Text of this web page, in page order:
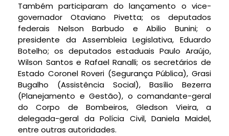
Também participaram do lançamento o vice-
governador Otaviano Pivetta; os deputados
federais Nelson Barbudo e Abilio Bunini; o
presidente da Assembleia Legislativa, Eduardo
Botelho; os deputados estaduais Paulo Araújo,
Wilson Santos e Rafael Ranalli; os secretários de
Estado Coronel Roveri (Segurança Pública), Grasi
Bugalho (Assistência Social), Basílio Bezerra
(Planejamento e Gestão), o comandante-geral
do Corpo de Bombeiros, Gledson Vieira, a
delegada-geral da Polícia Civil, Daniela Maidel,
entre outras autoridades.